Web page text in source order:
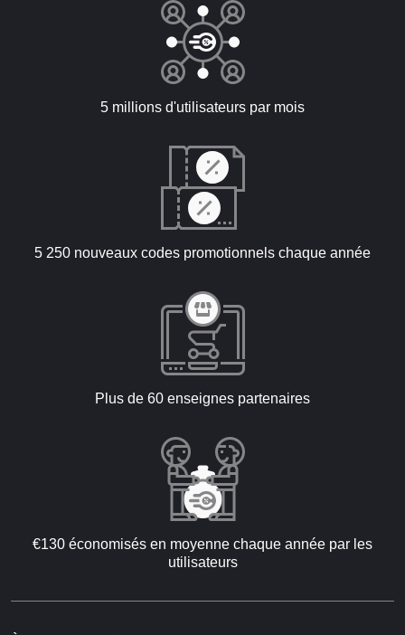
5 millions d'utilisateurs par mois
5 250 nouveaux codes promotionnels chaque année
Plus de 60 enseignes partenaires
€130 économisés en moyenne chaque année par les
utilisateurs